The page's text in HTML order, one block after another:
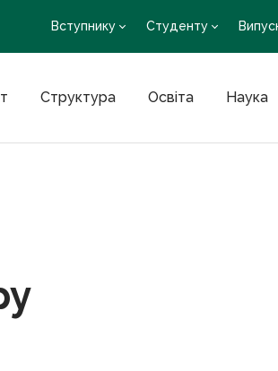
Вступнику Студенту
Структура Освіта Наука